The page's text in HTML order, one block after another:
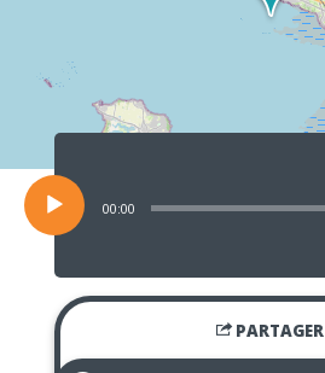
Lecteur
00:00
PARTAGER